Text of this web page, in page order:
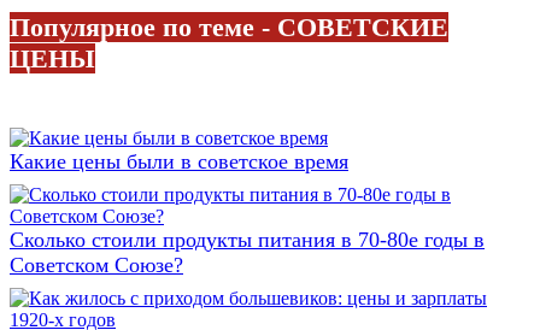
Популярное по теме - СОВЕТСКИЕ
ЦЕНЫ
Какие цены были в советское время
Сколько стоили продукты питания в 70-80е годы в
Советском Союзе?